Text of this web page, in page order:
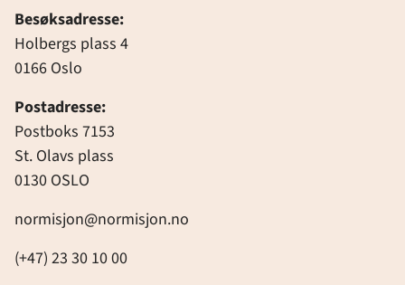
Besøksadresse:
Holbergs plass 4
0166 Oslo
Postadresse:
Postboks 7153
St. Olavs plass
0130 OSLO
normisjon@normisjon.no
(+47) 23 30 10 00